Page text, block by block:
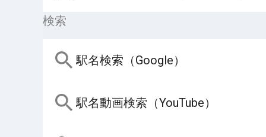
検索
駅名検索（Google）
駅名動画検索（YouTube）